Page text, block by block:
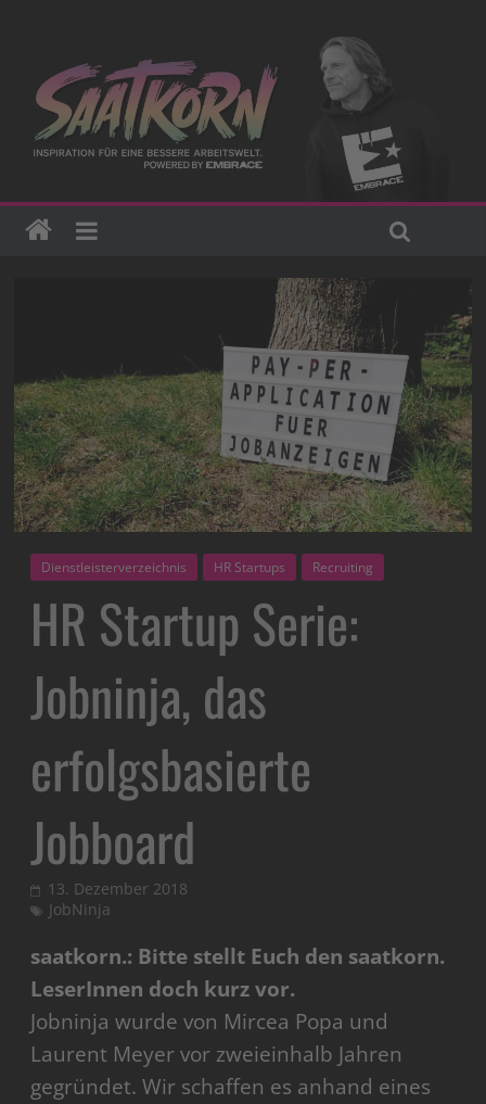
Dienstleisterverzeichnis HR Startups Recruiting
HR Startup Serie:
Jobninja, das
erfolgsbasierte
Jobboard
13. Dezember 2018
JobNinja
saatkorn.: Bitte stellt Euch den saatkorn.
LeserInnen doch kurz vor.
Jobninja wurde von Mircea Popa und
Laurent Meyer vor zweieinhalb Jahren
gegründet. Wir schaffen es anhand eines